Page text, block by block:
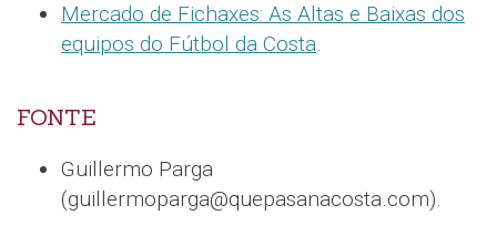
Mercado de Fichaxes: As Altas e Baixas dos
equipos do Fútbol da Costa.
FONTE
Guillermo Parga
(guillermoparga@quepasanacosta.com).